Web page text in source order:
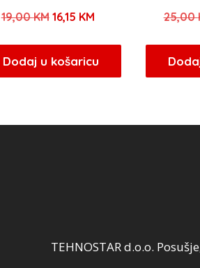
19,00KM Izvorna
bila
je:
16,15 KMTrenutna
je:
16,15 KM.
Dodaj u košaricu
25,00
TEHNOSTAR d.o.o.